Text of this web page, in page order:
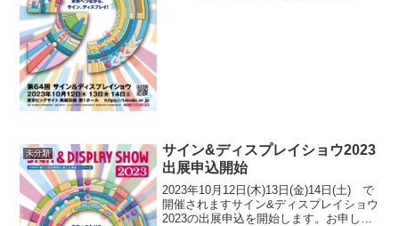
未分類
サイン&ディスプレイショウ2023
出展申込開始
2023年10月12日(木)13日(金)14日(土) で
開催されますサイン&ディスプレイショウ
2023の出展申込を開始します。お申し込